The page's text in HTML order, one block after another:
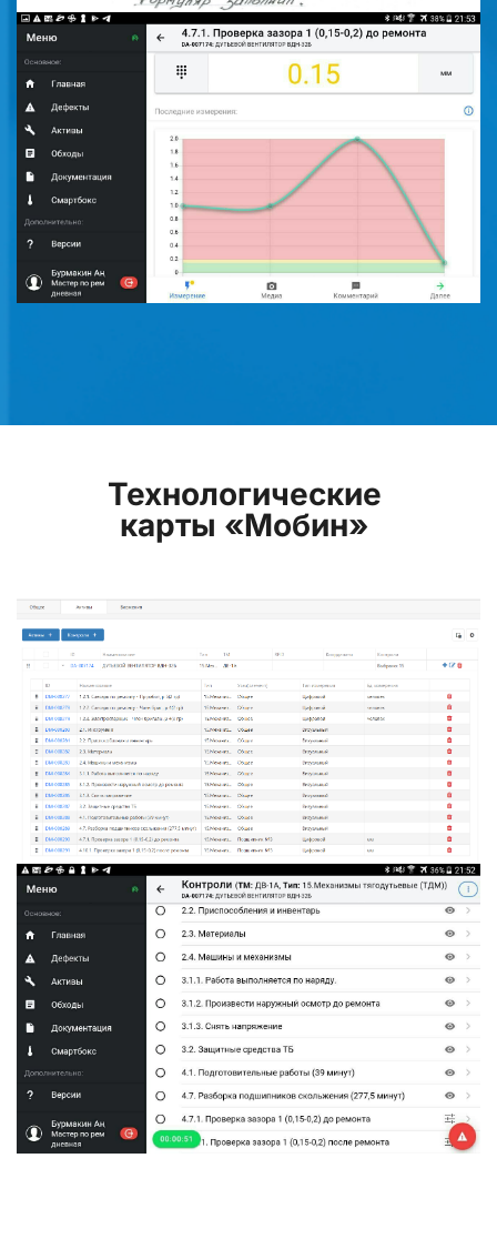
Технологические
карты «Мобин»